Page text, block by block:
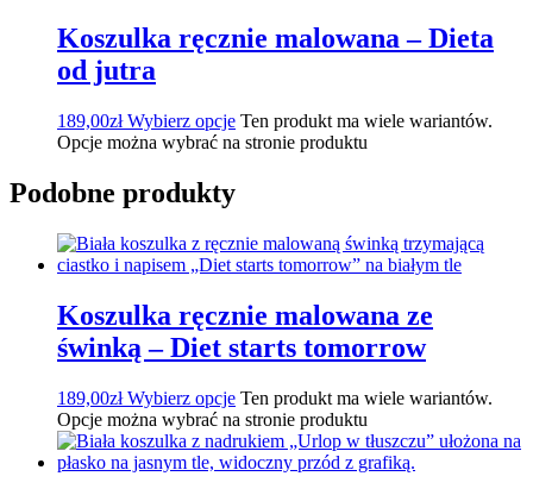
Koszulka ręcznie malowana – Dieta
od jutra
189,00zł Wybierz opcje Ten produkt ma wiele wariantów.
Opcje można wybrać na stronie produktu
Podobne produkty
Koszulka ręcznie malowana ze
świnką – Diet starts tomorrow
189,00zł Wybierz opcje Ten produkt ma wiele wariantów.
Opcje można wybrać na stronie produktu